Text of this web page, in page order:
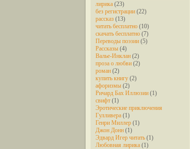
лирика (23)
без регистрации (22)
рассказ (13)
читать бесплатно (10)
скачать бесплатно (7)
Переводы поэзии (5)
Рассказы (4)
Валье-Инклан (2)
проза о любви (2)
роман (2)
купить книгу (2)
афоризмы (2)
Ричард Бах Иллюзии (1)
свифт (1)
Эротические приключения
Гулливера (1)
Генри Миллер (1)
Джон Донн (1)
Эдвард Игер читать (1)
Любовная лирика (1)